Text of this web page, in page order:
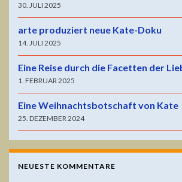
30. JULI 2025
arte produziert neue Kate-Doku
14. JULI 2025
Eine Reise durch die Facetten der
1. FEBRUAR 2025
Eine Weihnachtsbotschaft von Kate
25. DEZEMBER 2024
NEUESTE KOMMENTARE